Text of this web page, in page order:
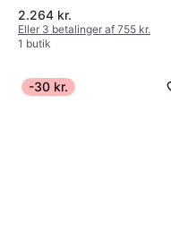
2.264 kr.
Eller 3 betalinger af 755 kr.
1 butik
-30 kr.